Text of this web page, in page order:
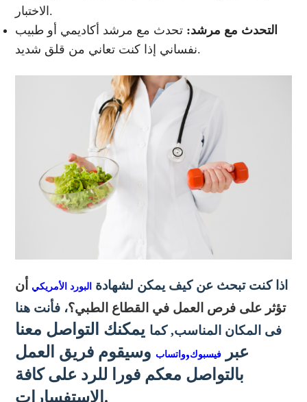
الاختبار.
التحدث مع مرشد: تحدث مع مرشد أكاديمي أو طبيب
نفساني إذا كنت تعاني من قلق شديد.
اذا كنت تبحث عن كيف يمكن لشهادة البورد الأمريكي
أن
تؤثر على فرص العمل في القطاع الطبي؟، فأنت هنا
فى المكان المناسب, كما يمكنك التواصل معنا
عبر
فيسبوك,واتساب وسيقوم فريق العمل
بالتواصل معكم فورا للرد على كافة
الاستفسارات.